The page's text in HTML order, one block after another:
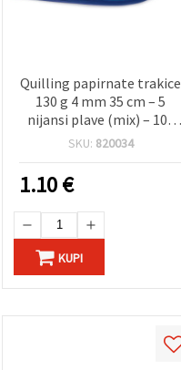
Quilling papirnate trakice
130 g 4 mm 35 cm – 5
nijansi plave (mix) – 100
komada
SKU: 820034
1.10€
KUPI